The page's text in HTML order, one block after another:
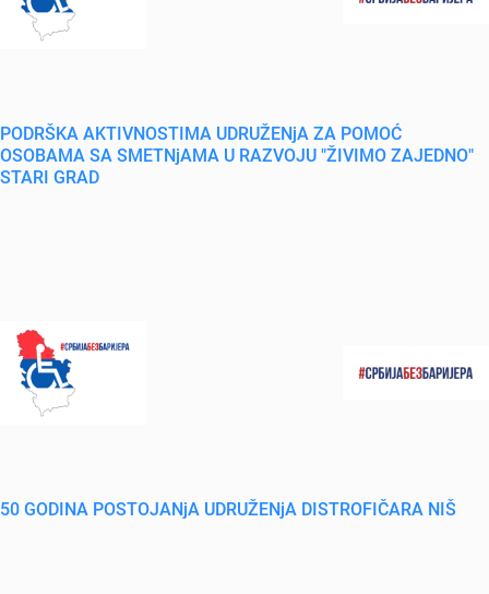
PODRŠKA AKTIVNOSTIMA UDRUŽENjA ZA POMOĆ
OSOBAMA SA SMETNjAMA U RAZVOJU "ŽIVIMO ZAJEDNO"
STARI GRAD
50 GODINA POSTOJANjA UDRUŽENjA DISTROFIČARA NIŠ